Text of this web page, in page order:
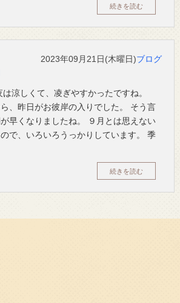
続きを読む
2023年09月21日(木曜日)ブログ
涼しくて、凌ぎやすかったですね。
、昨日がお彼岸の入りでした。 そう言
早くなりましたね。 ９月とは思えない
で、いろいろうっかりしています。 季
続きを読む